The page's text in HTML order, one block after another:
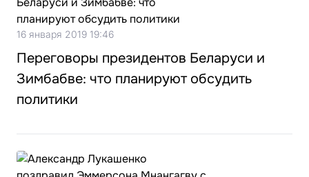
16 января 2019 19:46
Переговоры президентов Беларуси и
Зимбабве: что планируют обсудить
политики